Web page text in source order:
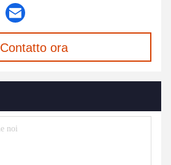
Contatto ora